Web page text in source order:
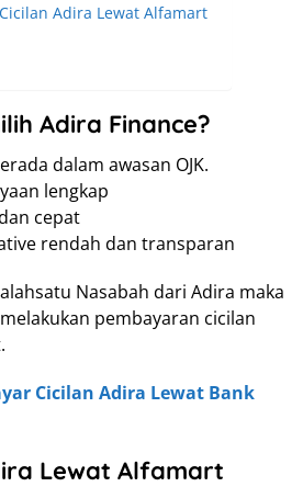
Adira Lewat Alfamart
Adira Finance?
dalam awasan OJK.
lengkap
cepat
rendah dan transparan
Nasabah dari Adira maka
pembayaran cicilan
Cicilan Adira Lewat Bank
Lewat Alfamart